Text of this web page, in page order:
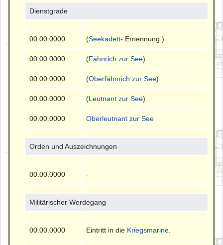
Dienstgrade
00.00.0000 (Seekadett- Ernennung )
00.00.0000 (Fähnrich zur See)
00.00.0000 (Oberfähnrich zur See)
00.00.0000 (Leutnant zur See)
00.00.0000 Oberleutnant zur See
Orden und Auszeichnungen
00.00.0000 -
Militärischer Werdegang
00.00.0000 Eintritt in die Kriegsmarine